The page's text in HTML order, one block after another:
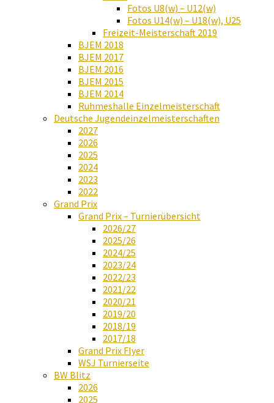
Fotos U8(w) – U12(w)
Fotos U14(w) – U18(w), U25
Freizeit-Meisterschaft 2019
BJEM 2018
BJEM 2017
BJEM 2016
BJEM 2015
BJEM 2014
Ruhmeshalle Einzelmeisterschaft
Deutsche Jugendeinzelmeisterschaften
2027
2026
2025
2024
2023
2022
Grand Prix
Grand Prix – Turnierübersicht
2026/27
2025/26
2024/25
2023/24
2022/23
2021/22
2020/21
2019/20
2018/19
2017/18
Grand Prix Flyer
WSJ Turnierseite
BW Blitz
2026
2025